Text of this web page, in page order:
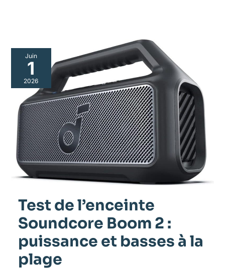
Juin
1
2026
Test de l’enceinte
Soundcore Boom 2 :
puissance et basses à la
plage